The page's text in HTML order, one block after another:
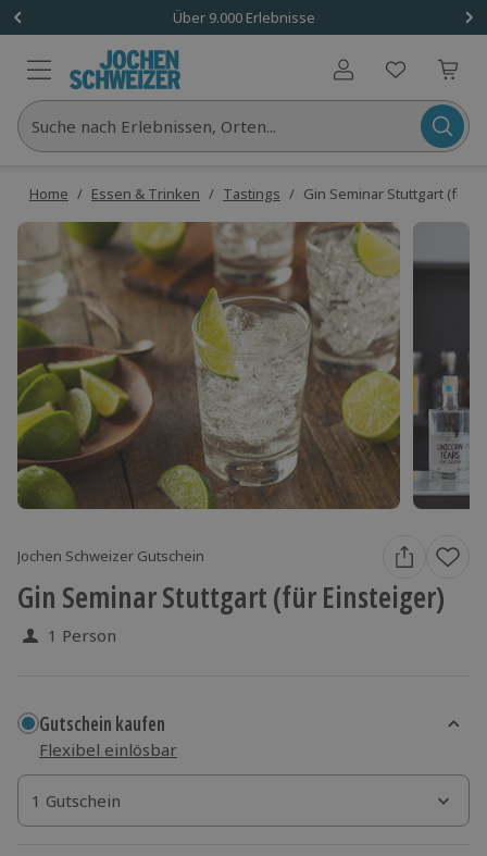
Über 9.000 Erlebnisse
Benutzerkonto
Suche nach Erlebnissen, Orten...
Home / Essen & Trinken / Tastings / Gin Seminar Stuttgart (für
Jochen Schweizer Gutschein
Gin Seminar Stuttgart (für Einsteiger)
1 Person
Gutschein kaufen
Flexibel einlösbar
1 Gutschein
1 Gutschein
1 Gutschein